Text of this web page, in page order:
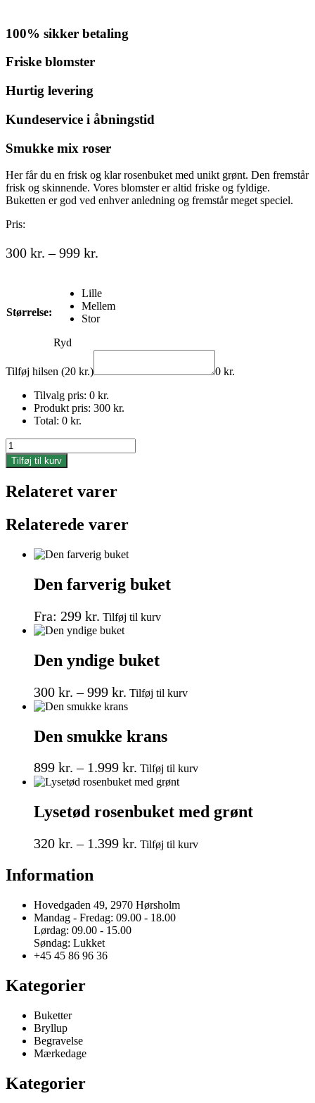
100% sikker betaling
Friske blomster
Hurtig levering
Kundeservice i åbningstid
Smukke mix roser
Her får du en frisk og klar rosenbuket med unikt grønt. Den fremstår
frisk og skinnende. Vores blomster er altid friske og fyldige.
Buketten er god ved enhver anledning og fremstår meget speciel.
Pris:
300 kr. – 999 kr.
999 kr.
Størrelse:
Lille
Mellem
Stor
Ryd
Tilføj hilsen (20 kr.) 0 kr.
Tilvalg pris: 0 kr.
Produkt pris: 300 kr.
Total: 0 kr.
Smukke
mix
roser
Tilføj til kurv
Relateret varer
Relaterede varer
Den farverig buket
Fra: 299 kr. Tilføj til kurvDette
kan
Den yndige buket
300 kr. – 999 kr. Prisinterval:
300 kr.
999 kr.
Tilføj til kurvDette
kan
varesiden
Den smukke krans
899 kr. – 1.999 kr. Prisinterval:
899 kr.
1.999 kr.
Tilføj til kurvDette
flere
varianter.
kan
Lysetød rosenbuket med grønt
320 kr. – 1.399 kr. Prisinterval:
Tilføj til kurvDette
Information
Hovedgaden 49, 2970 Hørsholm
Mandag - Fredag: 09.00 - 18.00
Lørdag: 09.00 - 15.00
Søndag: Lukket
+45 45 86 96 36
Kategorier
Buketter
Bryllup
Begravelse
Mærkedage
Kategorier